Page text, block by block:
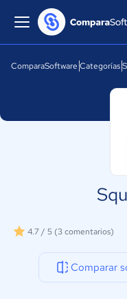
ComparaSoftware Categorías
4.7 / 5 (3 comentarios)
Comparar